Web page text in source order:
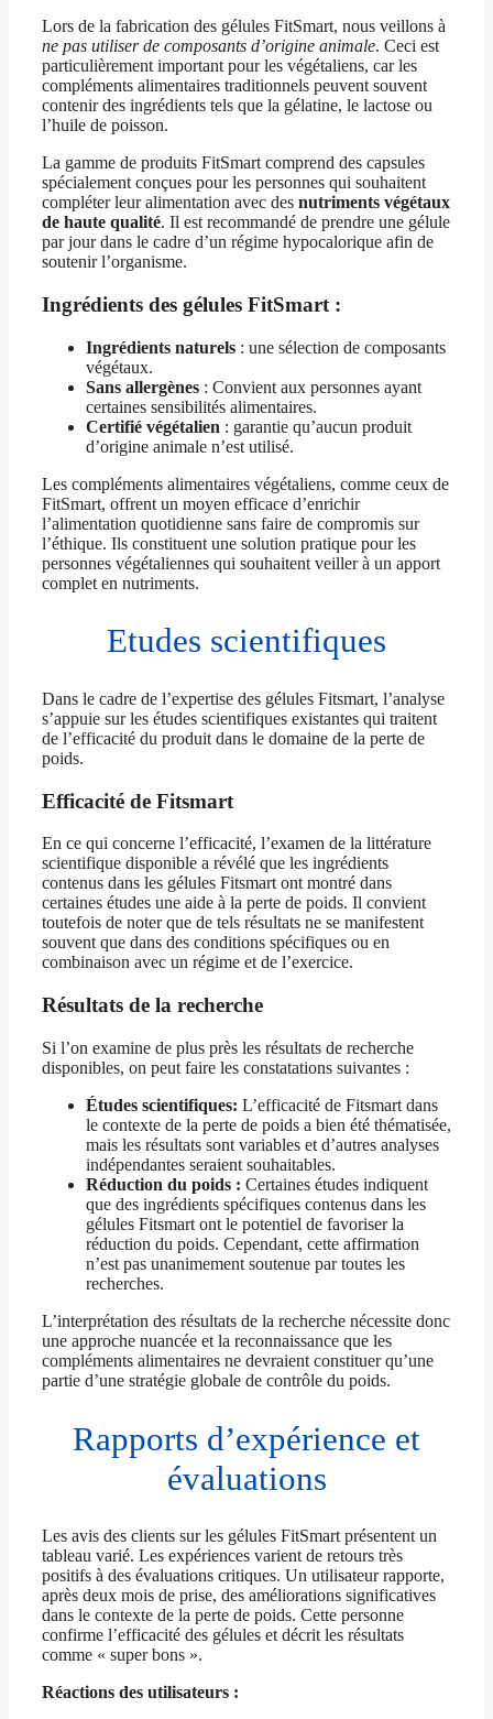
Lors de la fabrication des gélules FitSmart, nous veillons à
ne pas utiliser de composants d’origine animale. Ceci est
particulièrement important pour les végétaliens, car les
compléments alimentaires traditionnels peuvent souvent
contenir des ingrédients tels que la gélatine, le lactose ou
l’huile de poisson.
La gamme de produits FitSmart comprend des capsules
spécialement conçues pour les personnes qui souhaitent
compléter leur alimentation avec des nutriments végétaux
de haute qualité. Il est recommandé de prendre une gélule
par jour dans le cadre d’un régime hypocalorique afin de
soutenir l’organisme.
Ingrédients des gélules FitSmart :
Ingrédients naturels : une sélection de composants
végétaux.
Sans allergènes : Convient aux personnes ayant
certaines sensibilités alimentaires.
Certifié végétalien : garantie qu’aucun produit
d’origine animale n’est utilisé.
Les compléments alimentaires végétaliens, comme ceux de
FitSmart, offrent un moyen efficace d’enrichir
l’alimentation quotidienne sans faire de compromis sur
l’éthique. Ils constituent une solution pratique pour les
personnes végétaliennes qui souhaitent veiller à un apport
complet en nutriments.
Etudes scientifiques
Dans le cadre de l’expertise des gélules Fitsmart, l’analyse
s’appuie sur les études scientifiques existantes qui traitent
de l’efficacité du produit dans le domaine de la perte de
poids.
Efficacité de Fitsmart
En ce qui concerne l’efficacité, l’examen de la littérature
scientifique disponible a révélé que les ingrédients
contenus dans les gélules Fitsmart ont montré dans
certaines études une aide à la perte de poids. Il convient
toutefois de noter que de tels résultats ne se manifestent
souvent que dans des conditions spécifiques ou en
combinaison avec un régime et de l’exercice.
Résultats de la recherche
Si l’on examine de plus près les résultats de recherche
disponibles, on peut faire les constatations suivantes :
Études scientifiques: L’efficacité de Fitsmart dans
le contexte de la perte de poids a bien été thématisée,
mais les résultats sont variables et d’autres analyses
indépendantes seraient souhaitables.
Réduction du poids : Certaines études indiquent
que des ingrédients spécifiques contenus dans les
gélules Fitsmart ont le potentiel de favoriser la
réduction du poids. Cependant, cette affirmation
n’est pas unanimement soutenue par toutes les
recherches.
L’interprétation des résultats de la recherche nécessite donc
une approche nuancée et la reconnaissance que les
compléments alimentaires ne devraient constituer qu’une
partie d’une stratégie globale de contrôle du poids.
Rapports d’expérience et
évaluations
Les avis des clients sur les gélules FitSmart présentent un
tableau varié. Les expériences varient de retours très
positifs à des évaluations critiques. Un utilisateur rapporte,
après deux mois de prise, des améliorations significatives
dans le contexte de la perte de poids. Cette personne
confirme l’efficacité des gélules et décrit les résultats
comme « super bons ».
Réactions des utilisateurs :